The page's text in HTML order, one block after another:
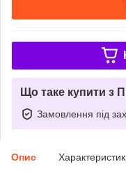
Що таке купити з
Замовлення під
Опис